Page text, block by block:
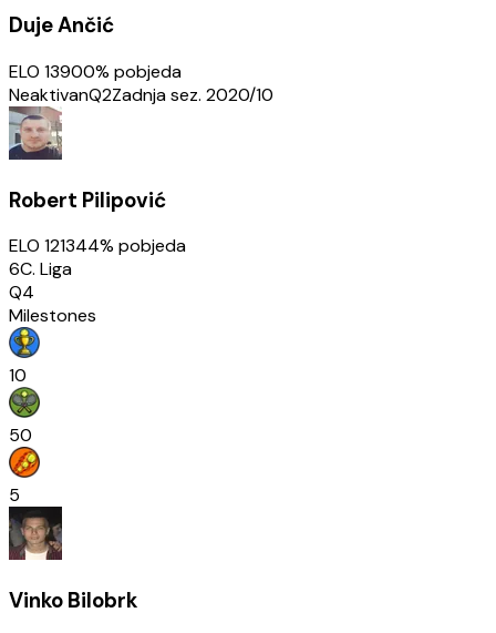
Duje Ančić
ELO 13900% pobjeda
NeaktivanQ2Zadnja sez. 2020/10
Robert Pilipović
ELO 121344% pobjeda
6C. Liga
Q4
Milestones
10
50
5
Vinko Bilobrk